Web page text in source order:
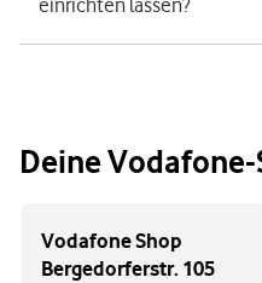
einrichten lassen?
Deine
Vodafone Shop
Bergedorferstr. 105